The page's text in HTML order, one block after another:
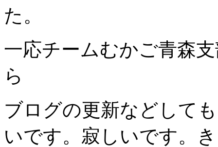
た。
一応チームむかご青森
ら
ブログの更新などして
いです。寂しいです。